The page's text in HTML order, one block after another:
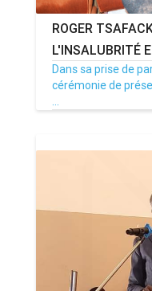
ROGER
L'INSALUBRITÉ
Dans sa prise de
cérémonie de
...